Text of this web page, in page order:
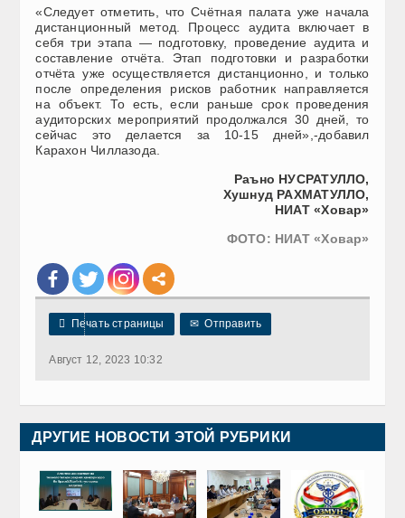
«Следует отметить, что Счётная палата уже начала
дистанционный метод. Процесс аудита включает в
себя три этапа — подготовку, проведение аудита и
составление отчёта. Этап подготовки и разработки
отчёта уже осуществляется дистанционно, и только
после определения рисков работник направляется
на объект. То есть, если раньше срок проведения
аудиторских мероприятий продолжался 30 дней, то
сейчас это делается за 10-15 дней»,-добавил
Карахон Чиллазода.
Раъно НУСРАТУЛЛО,
Хушнуд РАХМАТУЛЛО,
НИАТ «Ховар»
ФОТО: НИАТ «Ховар»
 Печать страницы ✉ Отправить
Август 12, 2023 10:32
ДРУГИЕ НОВОСТИ ЭТОЙ РУБРИКИ